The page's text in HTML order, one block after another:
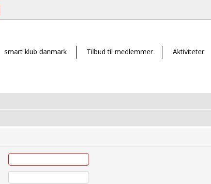
smart klub danmark Tilbud til medlemmer Aktiviteter